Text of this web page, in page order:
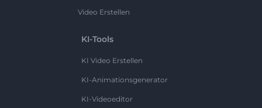
Video Erstellen
KI-Tools
KI Video Erstellen
KI-Animationsgenerator
KI-Videoeditor